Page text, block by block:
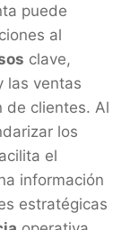
puede
al
clave,
las ventas
de clientes. Al
los
el
información
estratégicas